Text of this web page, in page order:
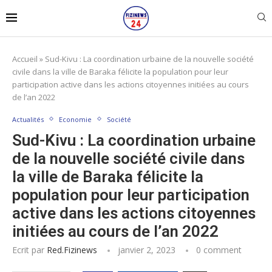
Accueil » Sud-Kivu : La coordination urbaine de la nouvelle société
civile dans la ville de Baraka félicite la population pour leur
participation active dans les actions citoyennes initiées au cours
de l’an 2022
Actualités Economie Société
Sud-Kivu : La coordination urbaine
de la nouvelle société civile dans
la ville de Baraka félicite la
population pour leur participation
active dans les actions citoyennes
initiées au cours de l’an 2022
Ecrit par Red.fizinews janvier 2, 2023 0 comment